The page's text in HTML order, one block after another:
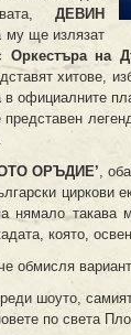
ДЕВИН
му ще излязат
Оркестъра на
хитове,
в официалните
ОРЪДИЕ’,
циркови
нямало
която,
обмисля
шоуто,
по света